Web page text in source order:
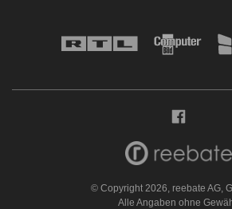
© Copyright 2026, reebate AG,
Alle Angaben ohne